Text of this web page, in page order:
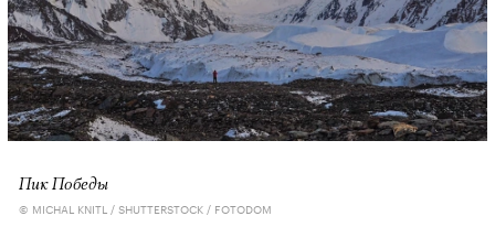
Пик Победы
© MICHAL KNITL / SHUTTERSTOCK / FOTODOM